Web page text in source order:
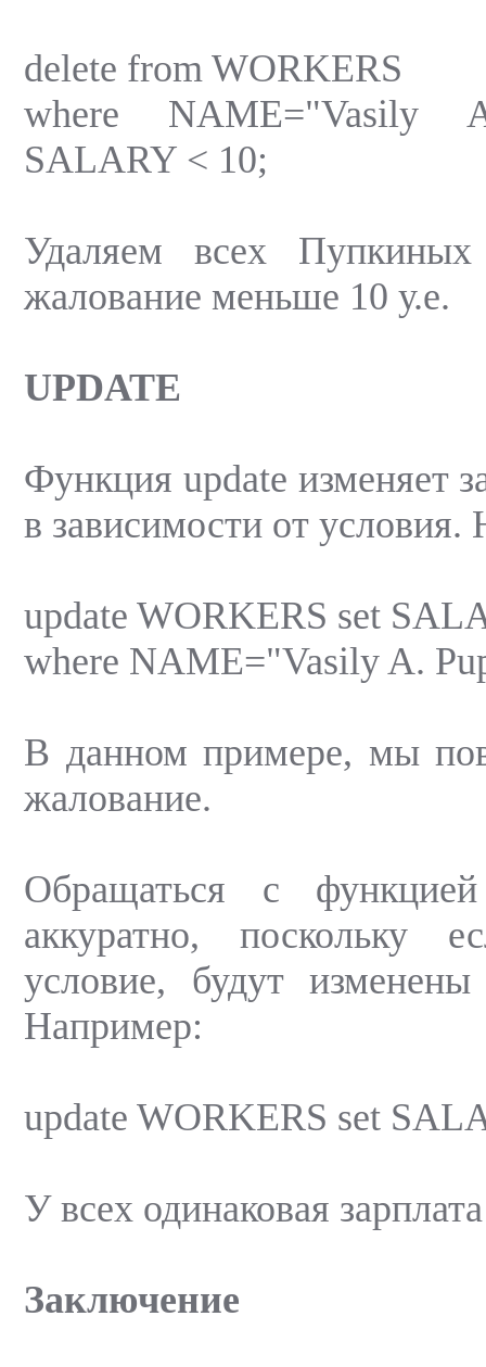
delete from WORKERS
where
SALARY < 10;
Удаляем всех
жалование меньше 10 у.е.
UPDATE
Функция update изменяет
в зависимости от
update WORKERS set
where NAME="Vasily A.
В данном примере, мы
жалование.
Обращаться с
аккуратно, поскольку
условие, будут
Например:
update WORKERS set
У всех одинаковая
Заключение